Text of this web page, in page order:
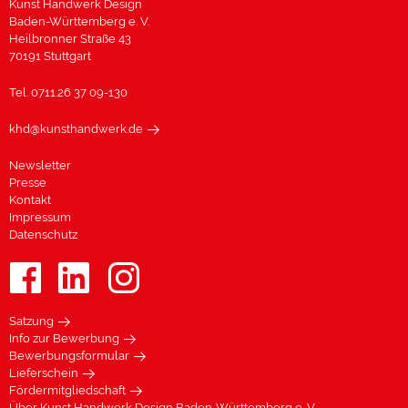
Kunst Handwerk Design
Baden-Württemberg e. V.
Heilbronner Straße 43
70191 Stuttgart
Tel. 0711.26 37 09-130
khd@kunsthandwerk.de
Newsletter
Presse
Kontakt
Impressum
Datenschutz
Satzung
Info zur Bewerbung
Bewerbungsformular
Lieferschein
Fördermitgliedschaft